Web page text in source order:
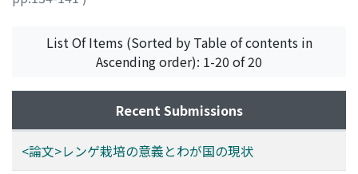
List Of Items (Sorted by Table of contents in
Ascending order): 1-20 of 20
Recent Submissions
<論文>レンゲ栽培の意義とわが国の現状